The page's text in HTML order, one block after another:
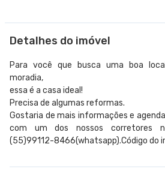
Detalhes do imóvel
Para você que busca uma boa
moradia,
essa é a casa ideal!
Precisa de algumas reformas.
Gostaria de mais informações e
com um dos nossos corretores
(55)99112-8466(whatsapp).Código do